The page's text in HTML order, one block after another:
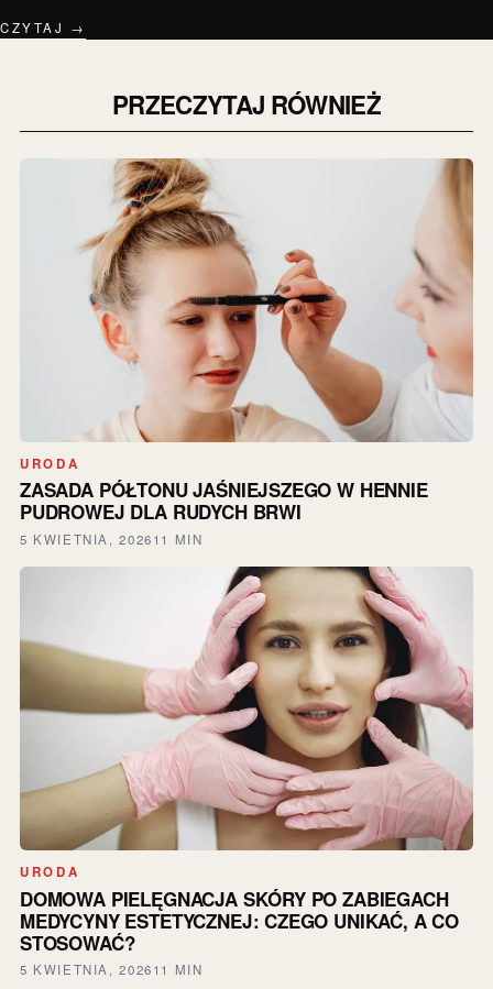
CZYTAJ →
PRZECZYTAJ RÓWNIEŻ
URODA
ZASADA PÓŁTONU JAŚNIEJSZEGO W HENNIE
PUDROWEJ DLA RUDYCH BRWI
5 KWIETNIA, 202611 MIN
URODA
DOMOWA PIELĘGNACJA SKÓRY PO ZABIEGACH
MEDYCYNY ESTETYCZNEJ: CZEGO UNIKAĆ, A CO
STOSOWAĆ?
5 KWIETNIA, 202611 MIN